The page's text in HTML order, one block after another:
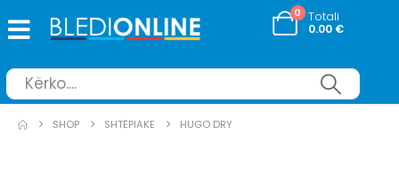
0 Totali
0.00 €
SHOP SHTËPIAKE HUGO DRY